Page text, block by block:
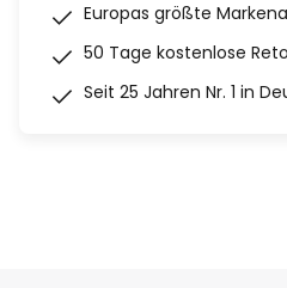
Europas größte
50 Tage kostenlose
Seit 25 Jahren Nr. 1 in